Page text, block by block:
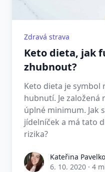
Zdravá strava
Keto dieta, jak
zhubnout?
Keto dieta je symbol
hubnutí. Je založená
úplné minimum. Jak
jídelníček a má tato
rizika?
Kateřina
6. 10. 2020 · 4